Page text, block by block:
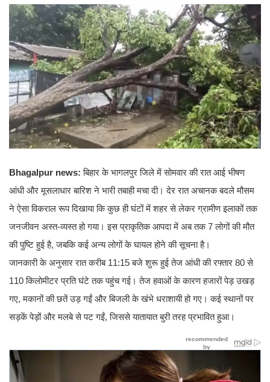
Bhagalpur news:बिहार के भागलपुर जिले में सोमवार की रात आई भीषण
आंधी और मूसलाधार बारिश ने भारी तबाही मचा दी। देर रात अचानक बदले मौसम
ने ऐसा विकराल रूप दिखाया कि कुछ ही घंटों में शहर से लेकर ग्रामीण इलाकों तक
जनजीवन अस्त-व्यस्त हो गया। इस प्राकृतिक आपदा में अब तक 7 लोगों की मौत
की पुष्टि हुई है, जबकि कई अन्य लोगों के घायल होने की सूचना है।
जानकारी के अनुसार रात करीब 11:15 बजे शुरू हुई तेज आंधी की रफ्तार 80 से
110 किलोमीटर प्रति घंटे तक पहुंच गई। तेज हवाओं के कारण हजारों पेड़ उखड़
गए, मकानों की छतें उड़ गईं और बिजली के खंभे धराशायी हो गए। कई स्थानों पर
सड़कें पेड़ों और मलबे से पट गईं, जिससे यातायात बुरी तरह प्रभावित हुआ।